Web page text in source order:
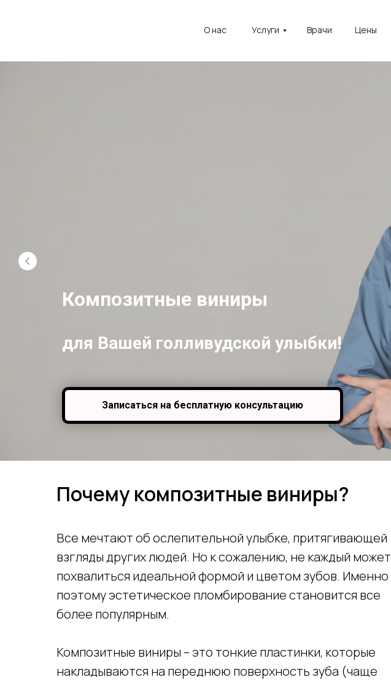
Врачи Цены
Услуги
О нас
Композитные виниры
для Вашей голливудской улыбки!
Записаться на бесплатную консультацию
Почему композитные виниры?
Все мечтают об ослепительной улыбке, притягивающей
взгляды других людей. Но к сожалению, не каждый может
похвалиться идеальной формой и цветом зубов. Именно
поэтому эстетическое пломбирование становится все
более популярным.
Композитные виниры – это тонкие пластинки, которые
накладываются на переднюю поверхность зуба (чаще